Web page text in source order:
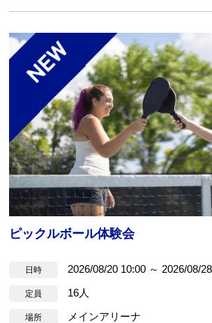
ピックルボール体験会
日時 2026/08/20 10:00 ～ 2026/08/
定員 16人
場所 メインアリーナ